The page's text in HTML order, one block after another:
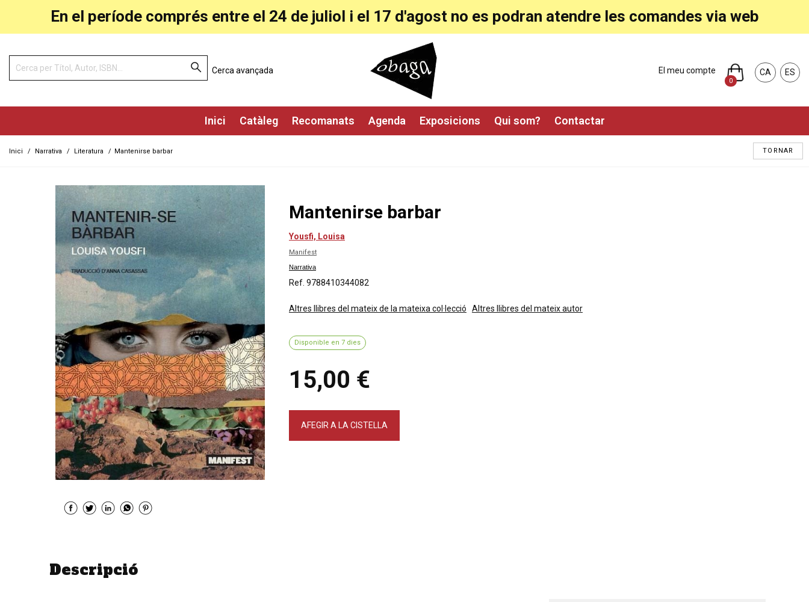
En el període comprés entre el 24 de juliol i el 17 d'agost no es podran atendre les comandes via web
CA ES
El meu compte
0
Inici Catàleg Recomanats Agenda Exposicions Qui som? Contactar
Cerca avançada
Inici / Narrativa / Literatura / Mantenirse barbar TORNAR
Mantenirse barbar
Yousfi, Louisa
Manifest
Narrativa
Ref. 9788410344082
Altres llibres del mateix de la mateixa col·lecció Altres llibres del mateix autor
Disponible en 7 dies
15,00 €
AFEGIR A LA CISTELLA
Descripció